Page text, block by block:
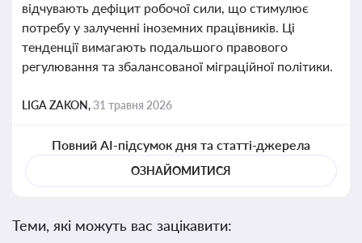
відчувають дефіцит робочої сили, що стимулює
потребу у залученні іноземних працівників. Ці
тенденції вимагають подальшого правового
регулювання та збалансованої міграційної політики.
LIGA ZAKON,31 травня 2026
Повний AI-підсумок дня та статті-джерела
ОЗНАЙОМИТИСЯ
Теми, які можуть вас зацікавити: